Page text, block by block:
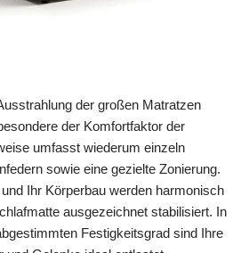
der großen Matratzen
der Komfortfaktor der
umfasst wiederum einzeln
sowie eine gezielte Zonierung.
Ihr Körperbau werden harmonisch
ausgezeichnet stabilisiert. In
Festigkeitsgrad sind Ihre